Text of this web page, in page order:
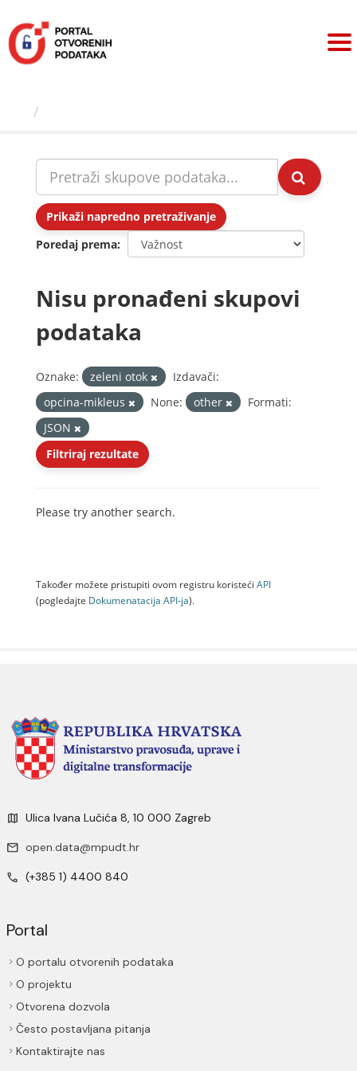
sadržaj
Prikaži napredno pretraživanje
Poredaj prema
Nisu pronađeni skupovi
podataka
Oznake: zeleni otok
Izdavači:
opcina-mikleus
None: other
Formati:
JSON
Filtriraj rezultate
Please try another search.
Također možete pristupiti ovom registru koristeći API
(pogledajte Dokumenаtаcijа API-jа).